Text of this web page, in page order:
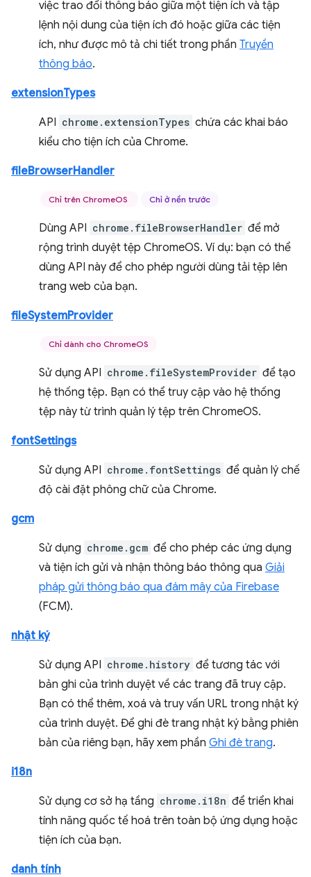
việc trao đổi thông báo giữa một tiện ích và tập
lệnh nội dung của tiện ích đó hoặc giữa các tiện
ích, như được mô tả chi tiết trong phần Truyền
thông báo.
extensionTypes
API chrome.extensionTypes chứa các khai báo
kiểu cho tiện ích của Chrome.
fileBrowserHandler
Chỉ trên ChromeOS Chỉ ở nền trước
Dùng API chrome.fileBrowserHandler để mở
rộng trình duyệt tệp ChromeOS. Ví dụ: bạn có thể
dùng API này để cho phép người dùng tải tệp lên
trang web của bạn.
fileSystemProvider
Chỉ dành cho ChromeOS
Sử dụng API chrome.fileSystemProvider để tạo
hệ thống tệp. Bạn có thể truy cập vào hệ thống
tệp này từ trình quản lý tệp trên ChromeOS.
fontSettings
Sử dụng API chrome.fontSettings để quản lý chế
độ cài đặt phông chữ của Chrome.
gcm
Sử dụng chrome.gcm để cho phép các ứng dụng
và tiện ích gửi và nhận thông báo thông qua Giải
pháp gửi thông báo qua đám mây của Firebase
(FCM).
nhật ký
Sử dụng API chrome.history để tương tác với
bản ghi của trình duyệt về các trang đã truy cập.
Bạn có thể thêm, xoá và truy vấn URL trong nhật ký
của trình duyệt. Để ghi đè trang nhật ký bằng phiên
bản của riêng bạn, hãy xem phần Ghi đè trang.
i18n
Sử dụng cơ sở hạ tầng chrome.i18n để triển khai
tính năng quốc tế hoá trên toàn bộ ứng dụng hoặc
tiện ích của bạn.
danh tính